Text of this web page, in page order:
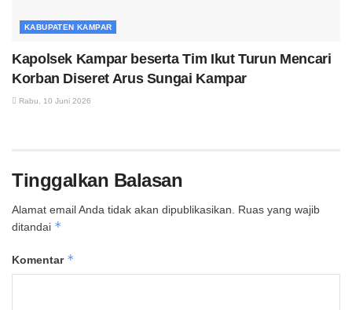
KABUPATEN KAMPAR
Kapolsek Kampar beserta Tim Ikut Turun Mencari
Korban Diseret Arus Sungai Kampar
Rabu, 10 Juni 2026
Tinggalkan Balasan
Alamat email Anda tidak akan dipublikasikan. Ruas yang wajib
ditandai *
Komentar *